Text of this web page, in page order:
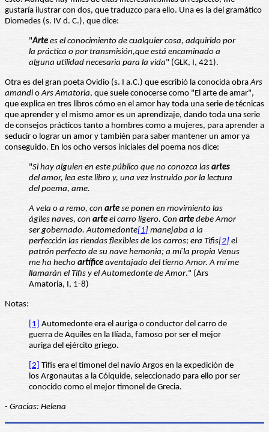
gustaría ilustrar con dos, que traduzco para ello. Una es la del gramático
Diomedes (s. IV d. C.), que dice:
"Arte es el conocimiento de cualquier cosa, adquirido por
la práctica o por transmisión,que está encaminado a
alguna utilidad necesaria para la vida" (GLK, I, 421).
Otra es del gran poeta Ovidio (s. I a.C.) que escribió la conocida obraArs
amandioArs Amatoria, que suele conocerse como "El arte de amar",
que explica en tres libros cómo en el amor hay toda una serie de técnicas
que aprender y el mismo amor es un aprendizaje, dando toda una serie
de consejos prácticos tanto a hombres como a mujeres, para aprender a
seducir o lograr un amor y también para saber mantener un amor ya
conseguido. En los ocho versos iniciales del poema nos dice:
"Si hay alguien en este público que no conozca las artes
del amor, lea este libro y, una vez instruido por la lectura
del poema, ame.
A vela o a remo, con arte se ponen en movimiento las
ágiles naves, con arte el carro ligero. Con arte debe Amor
ser gobernado. Automedonte[1] manejaba a la
perfección las riendas flexibles de los carros; era Tifis[2] el
patrón perfecto de su nave hemonia; a mí la propia Venus
me ha hecho artífice aventajado del tierno Amor. A mí me
llamarán el Tifis y el Automedonte de Amor." (Ars
Amatoria, I, 1-8)
Notas:
[1] Automedonte era el auriga o conductor del carro de
guerra de Aquiles en la Ilíada, famoso por ser el mejor
auriga del ejército griego.
[2] Tifis era el timonel del navío Argos en la expedición de
los Argonautas a la Cólquide, seleccionado para ello por ser
conocido como el mejor timonel de Grecia.
- Gracias: Helena